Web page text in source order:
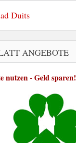
Duits
ANGEBOTE
nutzen - Geld sparen!